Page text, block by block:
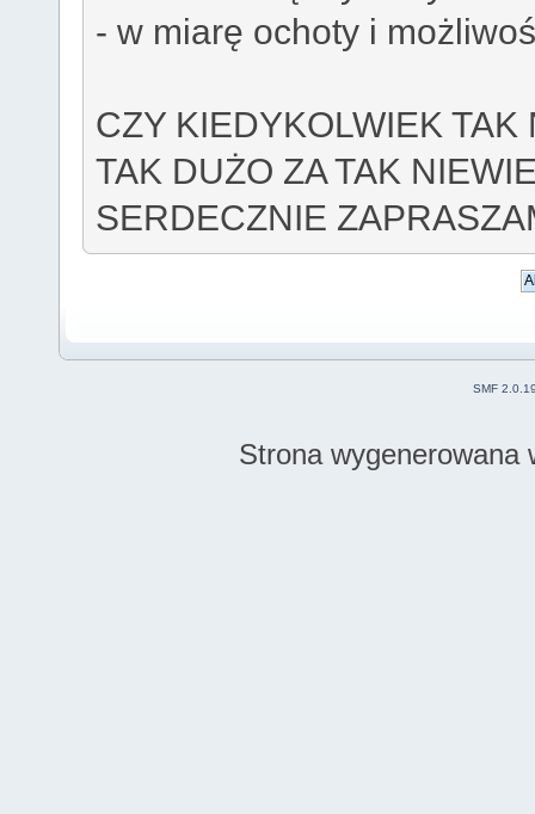
- w miarę ochoty i
CZY KIEDYKOLWIEK
TAK DUŻO ZA TAK
SERDECZNIE
SMF
Strona wygenerowana